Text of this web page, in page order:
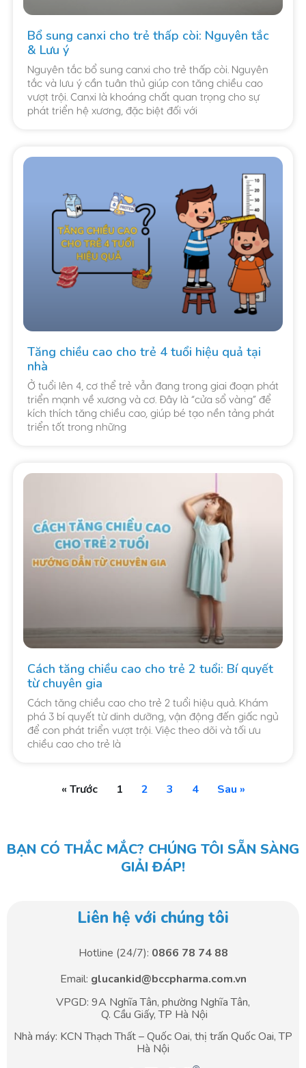
Bổ sung canxi cho trẻ thấp còi: Nguyên tắc
& Lưu ý
Nguyên tắc bổ sung canxi cho trẻ thấp còi. Nguyên
tắc và lưu ý cần tuân thủ giúp con tăng chiều cao
vượt trội. Canxi là khoáng chất quan trọng cho sự
phát triển hệ xương, đặc biệt đối với
Tăng chiều cao cho trẻ 4 tuổi hiệu quả tại
nhà
Ở tuổi lên 4, cơ thể trẻ vẫn đang trong giai đoạn phát
triển mạnh về xương và cơ. Đây là “cửa sổ vàng” để
kích thích tăng chiều cao, giúp bé tạo nền tảng phát
triển tốt trong những
Cách tăng chiều cao cho trẻ 2 tuổi: Bí quyết
từ chuyên gia
Cách tăng chiều cao cho trẻ 2 tuổi hiệu quả. Khám
phá 3 bí quyết từ dinh dưỡng, vận động đến giấc ngủ
để con phát triển vượt trội. Việc theo dõi và tối ưu
chiều cao cho trẻ là
« Trước 1 2 3 4 Sau »
BẠN CÓ THẮC MẮC? CHÚNG TÔI SẴN SÀNG
GIẢI ĐÁP!
Liên hệ với chúng tôi
Hotline (24/7): 0866 78 74 88
Email: glucankid@bccpharma.com.vn
VPGD: 9A Nghĩa Tân, phường Nghĩa Tân,
Q. Cầu Giấy, TP Hà Nội
Nhà máy: KCN Thạch Thất – Quốc Oai, thị trấn Quốc Oai, TP
Hà Nội